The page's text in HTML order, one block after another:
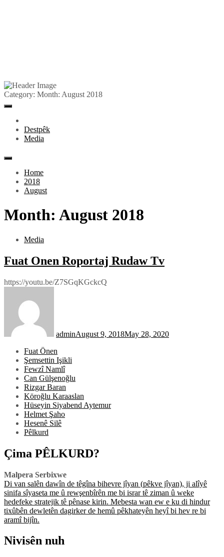
Skip
to
content
Pêlkurd
Category: Month: August 2018
Primary
Destpêk
Media
Home
2018
August
Month: August 2018
Media
Fuat Onen Roportaj Rudaw Tv
https://youtu.be/Z7SGqKGckcQ
adminAugust 9, 2018May 28, 2020
Fuat Önen
Şemsettin Işikli
Fewzî Namlî
Can Gülşenoğlu
Rizgar Baran
Köroğlu Karaaslan
Hüseyin Siyabend Aytemur
Helmet Şaho
Hesenê Silê
Pêlkurd
Çima PÊLKURD?
Malpera Serbixwe
Di van salên dawîn de têgîna bihevre jîyan (pêkve jîyan), ji alîyê
sinifa sîyaseta me û rewşenbîrên me bi israr tê ziman û weke
hedefeke stratejik tê pênase kirin. Mebesta wan ew e ku di hindur
tixûbên dewletên dagirker de hemû pêkhateyên heyî bi hev re bi
aramî bijîn.
Nivisên nuh